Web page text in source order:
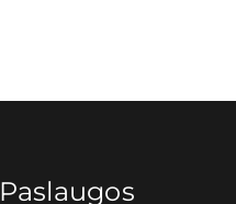
Paslaugos